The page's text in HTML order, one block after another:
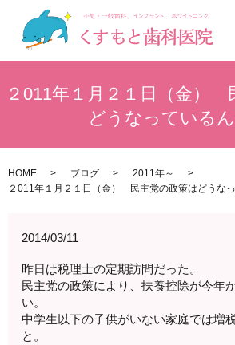
２011年１月２１日（金）
どうなっている
HOME ブログ
2011年～
２011年１月２１日（金） 民主党の政策はどうな
2014/03/11
昨日は税理士の定期訪問だった。
民主党の政策により、扶養控除が今年
い。
中学生以下の子供がいない家庭では増
と。